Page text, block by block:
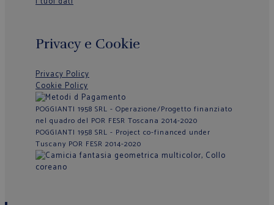
Privacy e Cookie
Privacy Policy
Cookie Policy
POGGIANTI 1958 SRL - Operazione/Progetto finanziato
nel quadro del POR FESR Toscana 2014-2020
POGGIANTI 1958 SRL - Project co-financed under
Tuscany POR FESR 2014-2020